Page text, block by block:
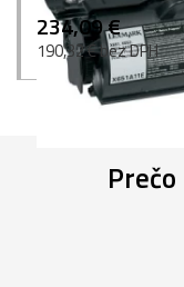
234,09 €
190,32 € bez DPH
Prečo